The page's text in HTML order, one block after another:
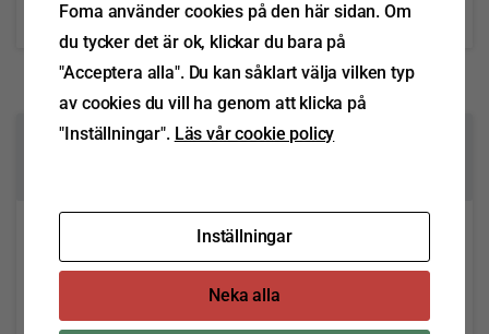
oktober 16, 2024 Läs mer
FOMA informerar – ERMAX
belysning
Foma använder cookies på den här sidan. Om
du tycker det är ok, klickar du bara på
"Acceptera alla". Du kan såklart välja vilken typ
av cookies du vill ha genom att klicka på
"Inställningar". Läs vår cookie policy
Inställningar
Neka alla